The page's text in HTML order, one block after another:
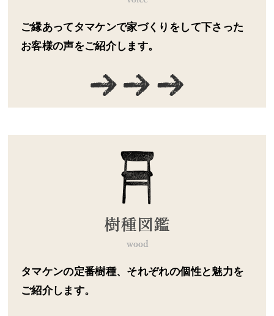
ご縁あってタマケンで家づくりをして下さった
お客様の声をご紹介します。
タマケンの定番樹種、それぞれの個性と魅力を
ご紹介します。